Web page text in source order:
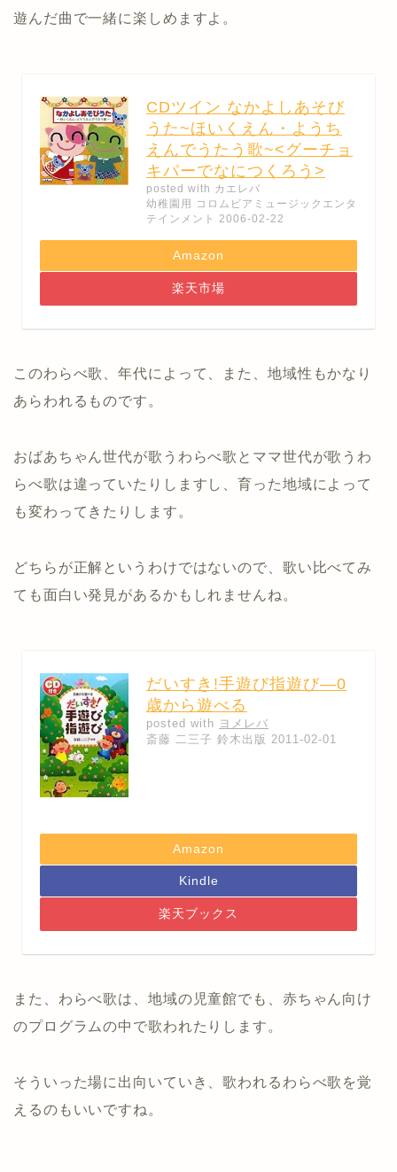
遊んだ曲で一緒に楽しめますよ。
CDツイン なかよしあそび
うた~ほいくえん・ようち
えんでうたう歌~<グーチョ
キパーでなにつくろう>
posted with カエレバ
幼稚園用 コロムビアミュージックエンタ
テインメント 2006-02-22
Amazon
楽天市場
このわらべ歌、年代によって、また、地域性もかなり
あらわれるものです。
おばあちゃん世代が歌うわらべ歌とママ世代が歌うわ
らべ歌は違っていたりしますし、育った地域によって
も変わってきたりします。
どちらが正解というわけではないので、歌い比べてみ
ても面白い発見があるかもしれませんね。
だいすき!手遊び指遊び―0
歳から遊べる
posted with ヨメレバ
斎藤 二三子 鈴木出版 2011-02-01
Amazon
Kindle
楽天ブックス
また、わらべ歌は、地域の児童館でも、赤ちゃん向け
のプログラムの中で歌われたりします。
そういった場に出向いていき、歌われるわらべ歌を覚
えるのもいいですね。